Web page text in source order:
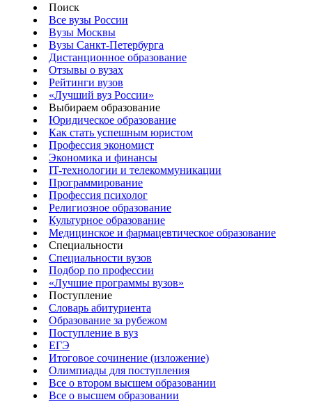
Поиск
Все вузы России
Вузы Москвы
Вузы Санкт-Петербурга
Дистанционное образование
Отзывы о вузах
Рейтинги вузов
«Лучший вуз России»
Выбираем образование
Юридическое образование
Как стать успешным юристом
Профессия экономист
Экономика и финансы
IT-технологии и телекоммуникации
Программирование
Профессия психолог
Религиозное образование
Культурное образование
Медицинское и фармацевтическое образование
Специальности
Специальности вузов
Подбор по профессии
«Лучшие программы вузов»
Поступление
Словарь абитуриента
Образование за рубежом
Поступление в вуз
ЕГЭ
Итоговое сочинение (изложение)
Олимпиады для поступления
Все о втором высшем образовании
Все о высшем образовании